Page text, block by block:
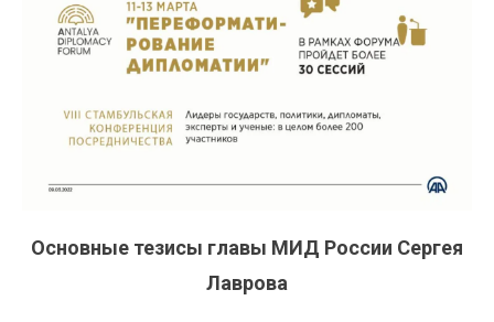
Основные тезисы главы МИД России Сергея
Лаврова